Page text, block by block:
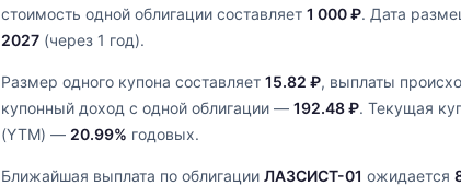
стоимость одной облигации составляет 1 000 ₽. Дата
2027 (через 1 год).
Размер одного купона составляет 15.82 ₽, выплаты
купонный доход с одной облигации — 192.48 ₽. Текущая
(YTM) — 20.99% годовых.
Ближайшая выплата по облигации ЛАЗСИСТ-01 ожидается